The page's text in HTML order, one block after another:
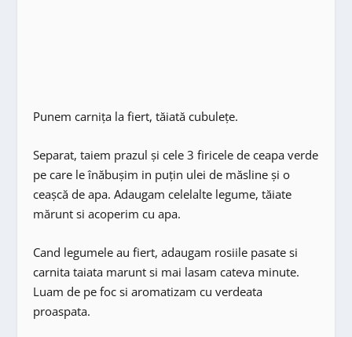
Punem carnița la fiert, tăiată cubulețe.
Separat, taiem prazul și cele 3 firicele de ceapa verde
pe care le înăbușim in puțin ulei de măsline și o
ceașcă de apa. Adaugam celelalte legume, tăiate
mărunt si acoperim cu apa.
Cand legumele au fiert, adaugam rosiile pasate si
carnita taiata marunt si mai lasam cateva minute.
Luam de pe foc si aromatizam cu verdeata
proaspata.